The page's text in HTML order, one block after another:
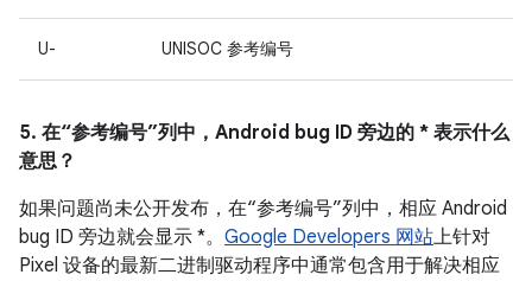
U- UNISOC 参考编号
5. 在“参考编号”列中，Android bug ID 旁边的 * 表示什么
意思？
如果问题尚未公开发布，在“参考编号”列中，相应 Android
bug ID 旁边就会显示 *。 Google Developers 网站上针对
Pixel 设备的最新二进制驱动程序中通常包含用于解决相应